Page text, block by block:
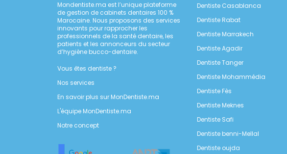
Mondentiste.ma est l’unique plateforme
de gestion de cabinets dentaires 100 %
Marocaine. Nous proposons des services
innovants pour rapprocher les
professionnels de la santé dentaire, les
patients et les annonceurs du secteur
d’hygiène bucco-dentaire.
Vous êtes dentiste ?
Nos services
En savoir plus sur MonDentiste.ma
L'équipe MonDentiste.ma
Notre concept
Dentiste Casablanca
Dentiste Rabat
Dentiste Marrakech
Dentiste Agadir
Dentiste Tanger
Dentiste Mohammédia
Dentiste Fès
Dentiste Meknes
Dentiste Safi
Dentiste benni-Mellal
Dentiste oujda